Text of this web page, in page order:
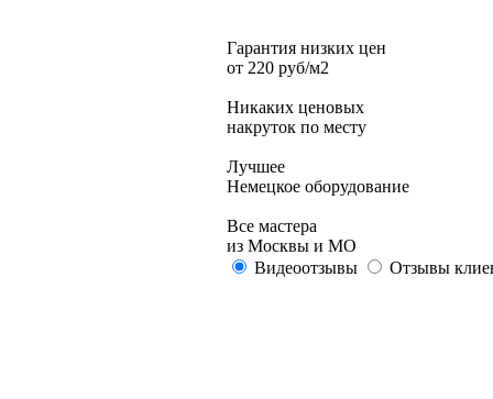
Гарантия низких цен
от 220 руб/м2
Никаких ценовых
накруток по месту
Лучшее
Немецкое оборудование
Все мастера
из Москвы и МО
Видеоотзывы
Отзывы